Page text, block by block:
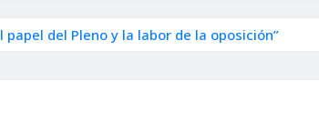
papel del Pleno y la labor de la oposición”